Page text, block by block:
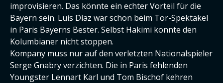
improvisieren. Das könnte ein echter Vorteil für die
Bayern sein. Luis Díaz war schon beim Tor-Spektakel
in Paris Bayerns Bester. Selbst Hakimi konnte den
Kolumbianer nicht stoppen.
Kompany muss nur auf den verletzten Nationalspieler
Serge Gnabry verzichten. Die in Paris fehlenden
Youngster Lennart Karl und Tom Bischof kehren